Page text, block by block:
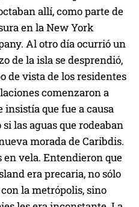
allí, como parte de
en la New York
Al otro día ocurrió un
de la isla se desprendió,
de vista de los residentes
comenzaron a
que fue a causa
las aguas que rodeaban
morada de Caribdis.
en vela. Entendieron que
era precaria, no sólo
la metrópolis, sino